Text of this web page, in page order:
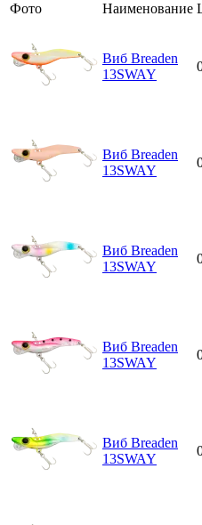
Фото Наименование
Виб Breaden
13SWAY
Виб Breaden
13SWAY
Виб Breaden
13SWAY
Виб Breaden
13SWAY
Виб Breaden
13SWAY